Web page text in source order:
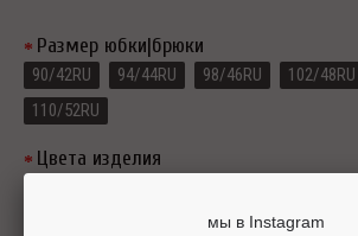
Размер юбки|брюки
90/42RU 94/44RU 98/46RU 102/48RU
110/52RU
Цвета изделия
мы в Instagram